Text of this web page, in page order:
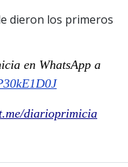
dieron los primeros
en WhatsApp a
diarioprimicia